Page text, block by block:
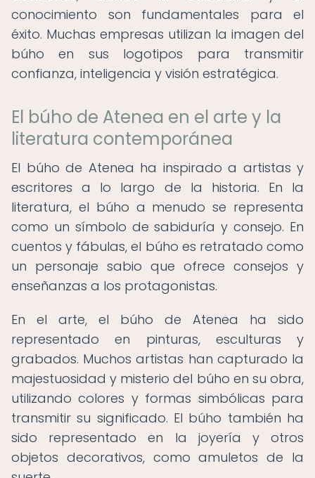
conocimiento son fundamentales para el
éxito. Muchas empresas utilizan la imagen del
búho en sus logotipos para transmitir
confianza, inteligencia y visión estratégica.
El búho de Atenea en el arte y la
literatura contemporánea
El búho de Atenea ha inspirado a artistas y
escritores a lo largo de la historia. En la
literatura, el búho a menudo se representa
como un símbolo de sabiduría y consejo. En
cuentos y fábulas, el búho es retratado como
un personaje sabio que ofrece consejos y
enseñanzas a los protagonistas.
En el arte, el búho de Atenea ha sido
representado en pinturas, esculturas y
grabados. Muchos artistas han capturado la
majestuosidad y misterio del búho en su obra,
utilizando colores y formas simbólicas para
transmitir su significado. El búho también ha
sido representado en la joyería y otros
objetos decorativos, como amuletos de la